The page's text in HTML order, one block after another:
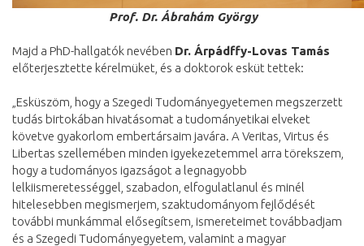
Prof. Dr. Ábrahám György
Majd a PhD-hallgatók nevében Dr. Árpádffy-Lovas Tamás
előterjesztette kérelmüket, és a doktorok esküt tettek:
„Esküszöm, hogy a Szegedi Tudományegyetemen megszerzett
tudás birtokában hivatásomat a tudományetikai elveket
követve gyakorlom embertársaim javára. A Veritas, Virtus és
Libertas szellemében minden igyekezetemmel arra törekszem,
hogy a tudományos igazságot a legnagyobb
lelkiismeretességgel, szabadon, elfogulatlanul és minél
hitelesebben megismerjem, szaktudományom fejlődését
további munkámmal elősegítsem, ismereteimet továbbadjam
és a Szegedi Tudományegyetem, valamint a magyar